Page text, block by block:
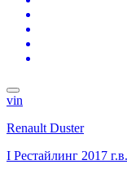
vin
Renault Duster
I Рестайлинг 2017 г.в.